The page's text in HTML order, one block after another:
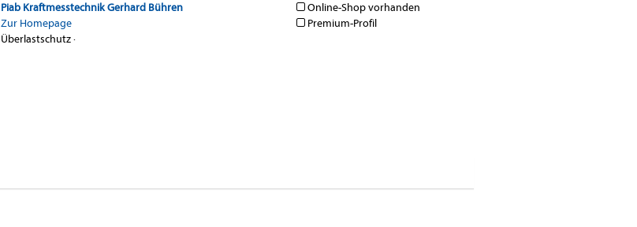
Piab Kraftmesstechnik Gerhard Bühren
Zur Homepage
Überlastschutz·
Online-Shop vorhanden
Premium-Profil